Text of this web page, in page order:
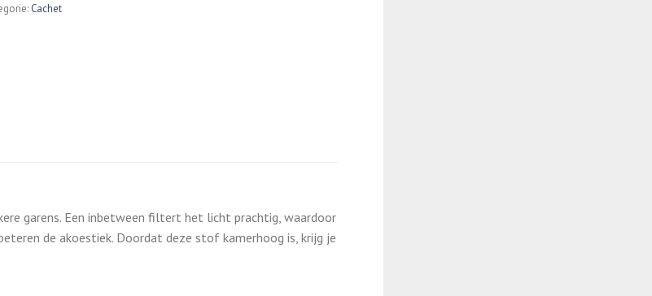
Cachet
garens. Een inbetween filtert het licht prachtig, waardoor
de akoestiek. Doordat deze stof kamerhoog is, krijg je